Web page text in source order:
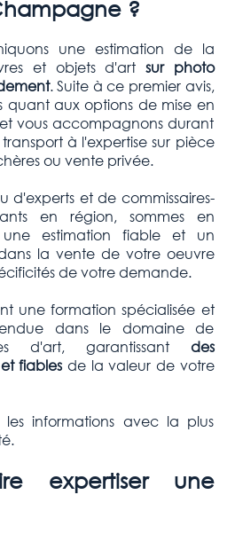
?
une estimation de la
et objets d'art sur photo
. Suite à ce premier avis,
quant aux options de mise en
vous accompagnons durant
à l'expertise sur pièce
ou vente privée.
d'experts et de commissaires-
en région, sommes en
estimation fiable et un
la vente de votre oeuvre
de votre demande.
une formation spécialisée et
dans le domaine de
d'art, garantissant des
fiables de la valeur de votre
les informations avec la plus
expertiser une